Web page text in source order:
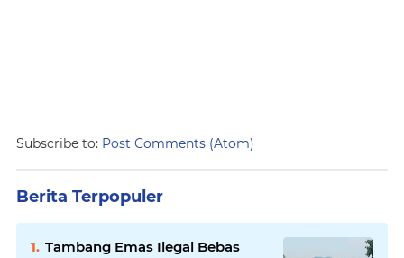
Subscribe to: Post Comments (Atom)
Berita Terpopuler
Tambang Emas Ilegal Bebas